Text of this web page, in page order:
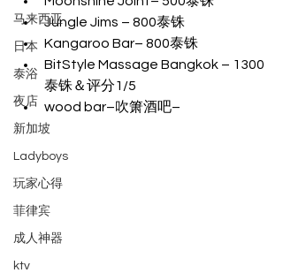
马来西亚
日本
泰浴
夜店
新加坡
Ladyboys
玩家心得
菲律宾
成人神器
ktv
Jungle Jims – 800泰铢
Kangaroo Bar– 800泰铢
BitStyle Massage Bangkok – 1300
泰铢＆评分1/5
wood bar–吹箫酒吧–